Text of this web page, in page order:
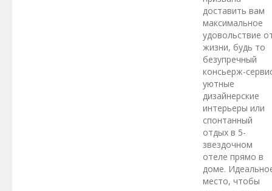
доставить вам
максимальное
удовольствие
жизни, будь то
безупречный
консьерж-
уютные
дизайнерские
интерьеры или
спонтанный
отдых в 5-
звездочном
отеле прямо в
доме.
место, чтобы